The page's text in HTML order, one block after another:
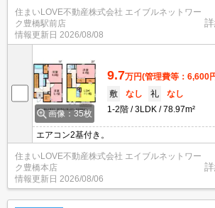
住まいLOVE不動産株式会社 エイブルネットワー
ク豊橋駅前店
情報更新日 2026/08/08
画像：35枚
9.7万円(管理費等：6,600
敷
なし 礼
なし
1-2階
3LDK 78.97m²
エアコン2基付き。
住まいLOVE不動産株式会社 エイブルネットワー
ク豊橋本店
情報更新日 2026/08/06